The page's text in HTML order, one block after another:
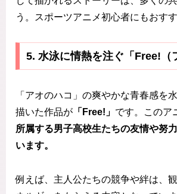
う。スポーツアニメ初心者にもおす
5. 水泳に情熱を注ぐ「Free!（
「アオのハコ」の爽やかな青春感を
描いた作品が 「Free!」 です。このア
所属する男子高校生たちの友情や努
います。
例えば、主人公たちの競争や絆は、